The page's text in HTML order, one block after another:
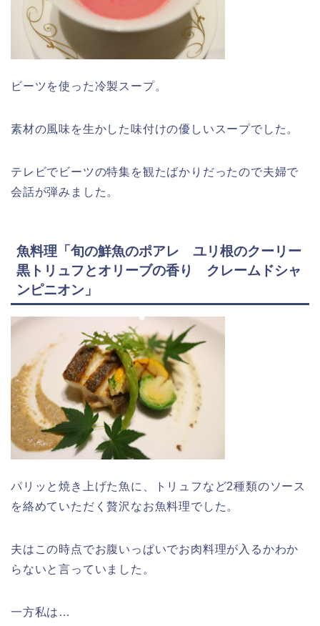
ビーツを使った冷製スープ。
素材の風味を生かした味付けの優しいスープでした。
テレビでビーツの特集を観たばかりだったので夫婦で
会話が弾みました。
魚料理「旬の鮮魚のポアレ ユリ根のクーリー
黒トリュフとオリーブの香り クレームドシャ
ンピニオン」
パリッと焼き上げた魚に、トリュフなど2種類のソース
を絡めていただく贅沢なお魚料理でした。
夫はこの時点でお腹いっぱいでお肉料理が入るかわか
らないと言っていました。
一方私は…